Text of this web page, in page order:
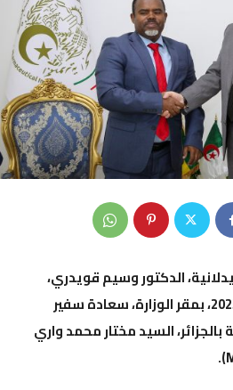
الدكتور وسيم قويدري،
اليوم الإثنين 15 ديسمبر 2025، بمقر الوزارة، سعادة سفير
بالجزائر، السيد مختار محمد واري